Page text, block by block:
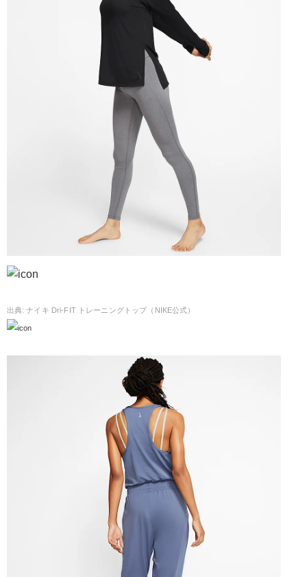
ナイキ Dri-FIT トレーニングトップ（NIKE公式）